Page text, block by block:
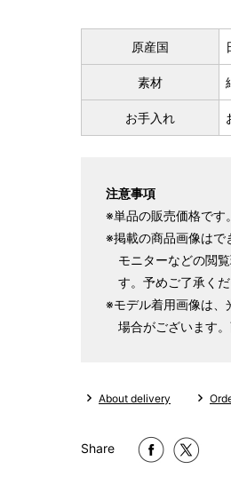
原産国
素材
お手入れ
注意事項
※単品の販売価格です
※掲載の商品画像はで
モニターなどの閲
す。予めご了承くだ
※モデル着用画像は、
場合がございます
About delivery
Share